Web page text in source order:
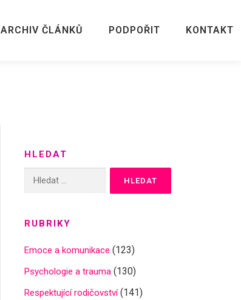
ARCHIV ČLÁNKŮ PODPOŘIT KONTAKT
HLEDAT
Vyhledávání
RUBRIKY
Emoce a komunikace (123)
Psychologie a trauma (130)
Respektující rodičovství(141)